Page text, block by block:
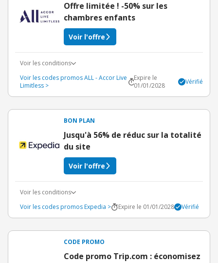
Offre limitée ! -50% sur les
chambres enfants
Voir l'offre
Voir les conditions
Voir les codes promos ALL - Accor Live
Limitless >
Expire le
01/01/2028
Vérifié
BON PLAN
Jusqu'à 56% de réduc sur la totalité
du site
Voir l'offre
Voir les conditions
Voir les codes promos Expedia >
Expire le 01/01/2028 Vérifié
CODE PROMO
Code promo Trip.com : économisez